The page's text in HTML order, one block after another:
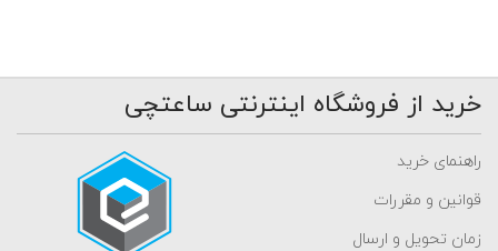
خرید از فروشگاه اینترنتی ساعتچی
راهنمای خرید
قوانین و مقررات
زمان تحویل و ارسال